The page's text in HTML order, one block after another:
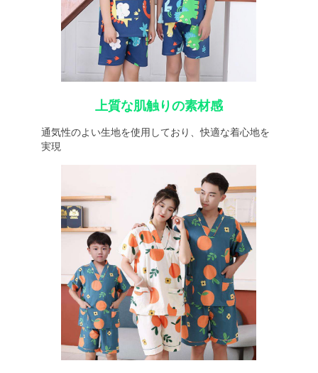
上質な肌触りの素材感
通気性のよい生地を使用しており、快適な着心地を
実現